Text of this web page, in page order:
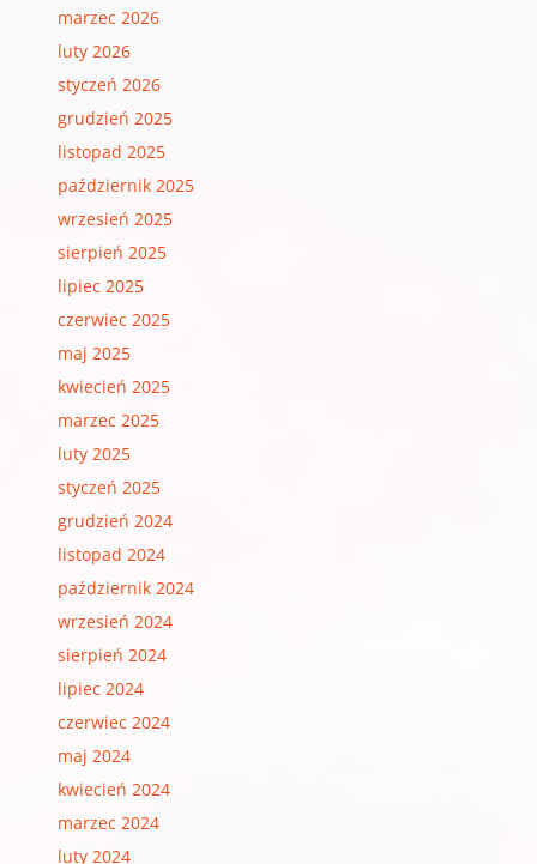
marzec 2026
luty 2026
styczeń 2026
grudzień 2025
listopad 2025
październik 2025
wrzesień 2025
sierpień 2025
lipiec 2025
czerwiec 2025
maj 2025
kwiecień 2025
marzec 2025
luty 2025
styczeń 2025
grudzień 2024
listopad 2024
październik 2024
wrzesień 2024
sierpień 2024
lipiec 2024
czerwiec 2024
maj 2024
kwiecień 2024
marzec 2024
luty 2024